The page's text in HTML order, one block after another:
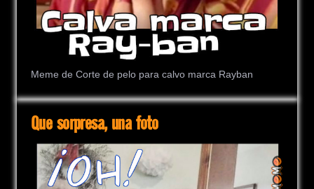
Meme de Corte de pelo para calvo marca Rayban
Que sorpresa, una foto